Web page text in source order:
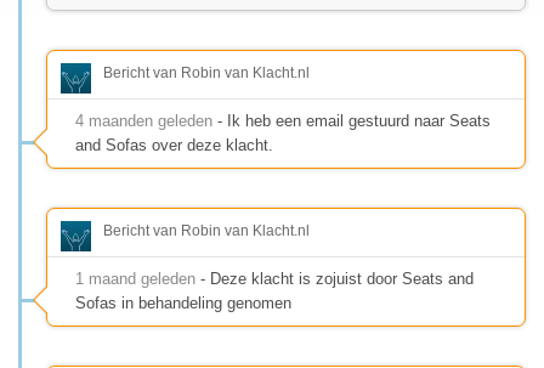
Bericht van Robin van Klacht.nl
4 maanden geleden - Ik heb een email gestuurd naar Seats
and Sofas over deze klacht.
Bericht van Robin van Klacht.nl
1 maand geleden - Deze klacht is zojuist door Seats and
Sofas in behandeling genomen